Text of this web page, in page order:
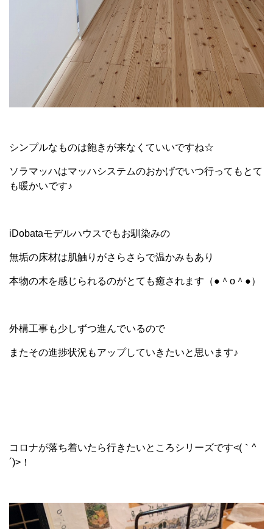
シンプルなものは飽きが来なくていいですね☆
ソラマッハはマッハシステムのおかげでいつ行ってもとて
も暖かいです♪
iDobataモデルハウスでもお馴染みの
無垢の床材は肌触りがさらさらで温かみもあり
本物の木を感じられるのがとても癒されます（●＾o＾●）
外構工事も少しずつ進んでいるので
またその進捗状況もアップしていきたいと思います♪
コロナが落ち着いたら行きたいところシリーズです<(｀^
´)>！